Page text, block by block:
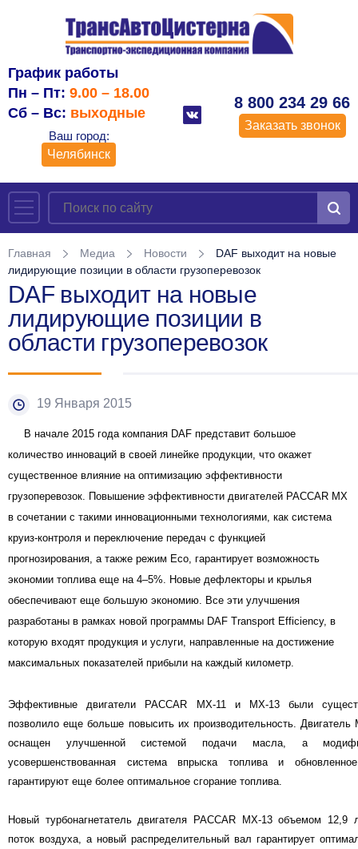
График работы
Пн – Пт: 9.00 – 18.00
Сб – Вс: выходные
Ваш город:
Челябинск
8 800 234 29 66
Заказать звонок
Главная Медиа Новости
DAF выходит на новые
лидирующие позиции в области грузоперевозок
DAF выходит на новые
лидирующие позиции в
области грузоперевозок
19 Января 2015
В начале 2015 года компания DAF представит большое
количество инноваций в своей линейке продукции, что окажет
существенное влияние на оптимизацию эффективности
грузоперевозок. Повышение эффективности двигателей PACCAR MX
в сочетании с такими инновационными технологиями, как система
круиз-контроля и переключение передач с функцией
прогнозирования, а также режим Eco, гарантирует возможность
экономии топлива еще на 4–5%. Новые дефлекторы и крылья
обеспечивают еще большую экономию. Все эти улучшения
разработаны в рамках новой программы DAF Transport Efficiency, в
которую входят продукция и услуги, направленные на достижение
максимальных показателей прибыли на каждый километр.
Эффективные двигатели PACCAR MX-11 и MX-13 были
позволило еще больше повысить их производительность.
оснащен улучшенной системой подачи масла, а
усовершенствованная система впрыска топлива и
гарантируют еще более оптимальное сгорание топлива.
Новый турбонагнетатель двигателя PACCAR MX-13 объемом 12,9
поток воздуха, а новый распределительный вал гарантирует